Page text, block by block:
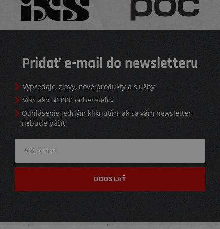
Pridať e-mail do newsletteru
Výpredaje, zľavy, nové produkty a služby
Viac ako 50 000 odberateľov
Odhlásenie jedným kliknutím, ak sa vám newsletter
nebude páčiť